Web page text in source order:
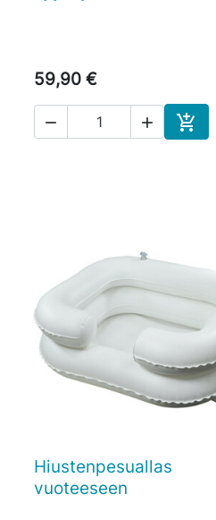
59,90 €
  
 Pikakatselu
Hiustenpesuallas
vuoteeseen